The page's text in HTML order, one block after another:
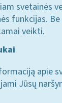
svetainės
funkcijas.
veikti.
apie
Jūsų